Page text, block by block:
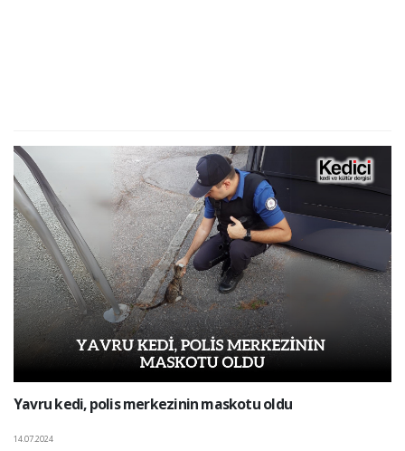
Yavru kedi, polis merkezinin maskotu oldu
14.07.2024